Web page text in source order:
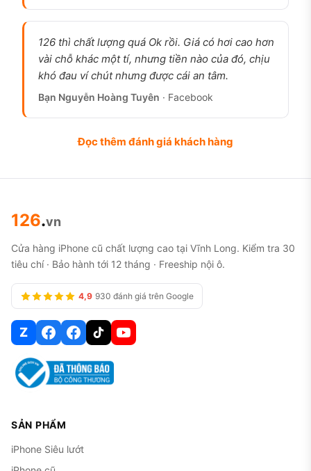
126 thì chất lượng quá Ok rồi. Giá có hơi cao hơn
vài chỗ khác một tí, nhưng tiền nào của đó, chịu
khó đau ví chút nhưng được cái an tâm.
Bạn Nguyễn Hoàng Tuyên · Facebook
Đọc thêm đánh giá khách hàng
126.vn
Cửa hàng iPhone cũ chất lượng cao tại Vĩnh Long. Kiểm tra 30
tiêu chí · Bảo hành tới 12 tháng · Freeship nội ô.
4,9 930 đánh giá trên Google
Z
SẢN PHẨM
iPhone Siêu lướt